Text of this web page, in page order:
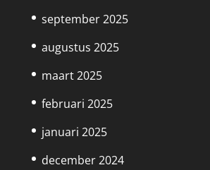
september 2025
augustus 2025
maart 2025
februari 2025
januari 2025
december 2024